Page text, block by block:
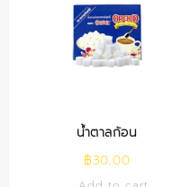
น้ำตาลก้อน
฿30.00